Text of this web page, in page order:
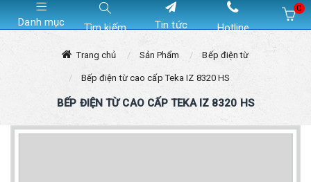
Danh mục Tìm kiếm Tin tức Hotline
0
Trang chủ Sản Phẩm Bếp điện từ
Bếp điện từ cao cấp Teka IZ 8320 HS
BẾP ĐIỆN TỪ CAO CẤP TEKA IZ 8320 HS